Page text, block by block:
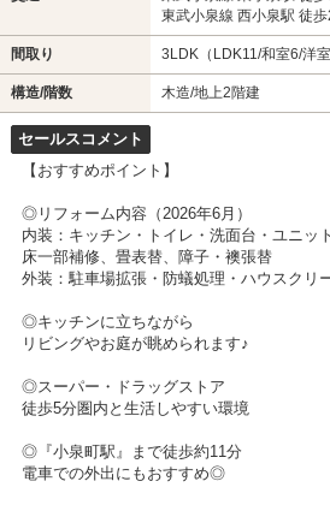
東武小泉線 西小泉駅 徒
間取り 3LDK（LDK11/和室6/洋室
構造/階数 木造/地上2階建
セールスコメント
【おすすめポイント】
◎リフォーム内容（2026年6月）
内装：キッチン・トイレ・洗面台・ユニッ
床一部補修、畳表替、障子・襖張替
外装：駐車場拡張・防蟻処理・ハウスクリ
◎キッチンに立ちながら
リビングやお庭が眺められます♪
◎スーパー・ドラッグストア
徒歩5分圏内と生活しやすい環境
◎『小泉町駅』まで徒歩約11分
電車での外出にもおすすめ◎